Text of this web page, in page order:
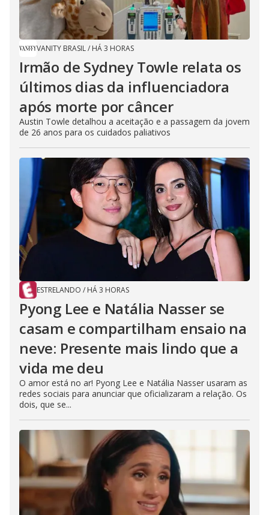
VANITY BRASIL/ HÁ 3 HORAS
Irmão de Sydney Towle relata os
últimos dias da influenciadora
após morte por câncer
Austin Towle detalhou a aceitação e a passagem da jovem
de 26 anos para os cuidados paliativos
ESTRELANDO / HÁ 3 HORAS
Pyong Lee e Natália Nasser se
casam e compartilham ensaio na
neve: Presente mais lindo que a
vida me deu
O amor está no ar! Pyong Lee e Natália Nasser usaram as
redes sociais para anunciar que oficializaram a relação. Os
dois, que se...